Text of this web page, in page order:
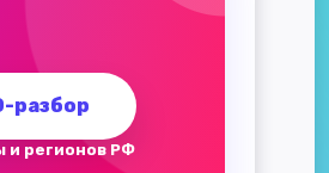
разбор
и регионов РФ